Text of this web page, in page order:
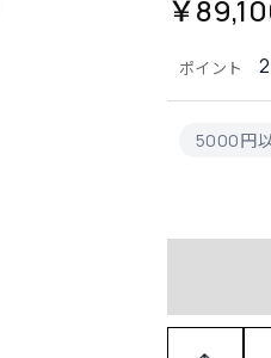
ポイント
5000円
￥